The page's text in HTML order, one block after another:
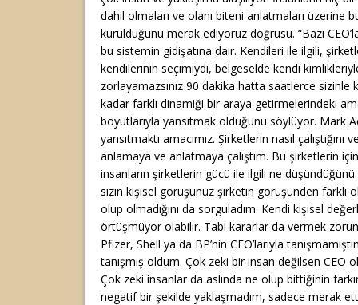
dahil olmaları ve olanı biteni anlatmaları üzerine
kurulduğunu merak ediyoruz doğrusu. “Bazı
bu sistemin gidişatına dair. Kendileri ile ilgili,
kendilerinin seçimiydi, belgeselde kendi
zorlayamazsınız 90 dakika hatta saatlerce sizinle
kadar farklı dinamiği bir araya getirmelerindeki
boyutlarıyla yansıtmak olduğunu söylüyor. Mark
yansıtmaktı amacımız. Şirketlerin nasıl çalıştığını
anlamaya ve anlatmaya çalıştım. Bu şirketlerin
insanların şirketlerin gücü ile ilgili ne
sizin kişisel görüşünüz şirketin görüşünden farklı
olup olmadığını da sorguladım. Kendi kişisel
örtüşmüyor olabilir. Tabi kararlar da vermek
Pfizer, Shell ya da BP’nin CEO’larıyla
tanışmış oldum. Çok zeki bir insan değilsen CEO
Çok zeki insanlar da aslında ne olup bittiğinin
negatif bir şekilde yaklaşmadım, sadece merak